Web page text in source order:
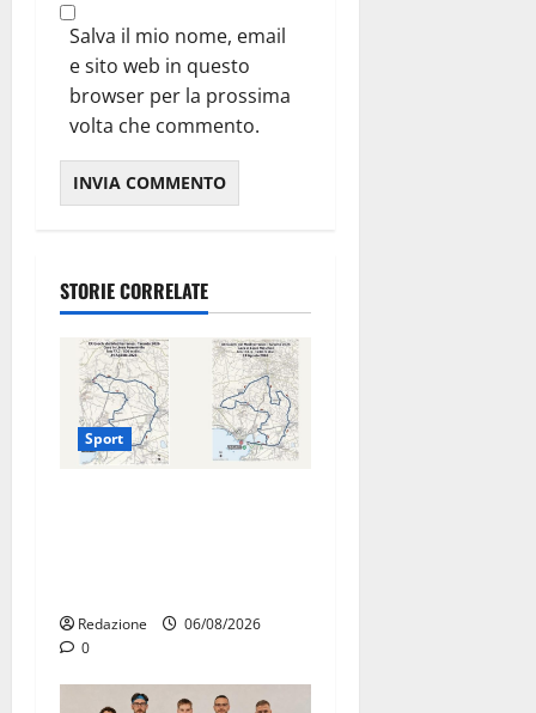
Salva il mio nome, email
e sito web in questo
browser per la prossima
volta che commento.
STORIE CORRELATE
Sport
Redazione
06/08/2026
0